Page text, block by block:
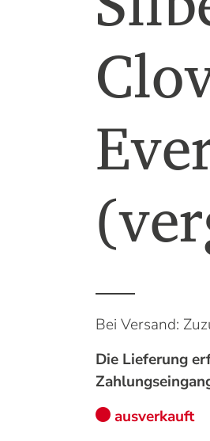
Bei Versand:
Die Lieferung
ausverkauft